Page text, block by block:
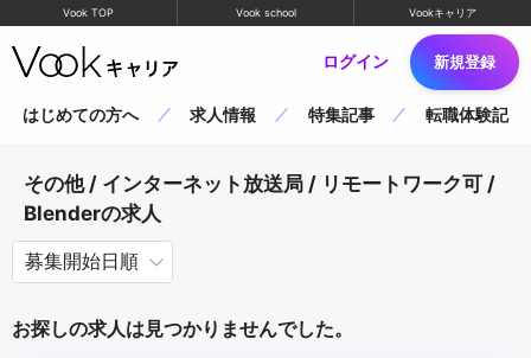
Vook TOP Vook school Vookキャリア
ログイン 新規登録
はじめての方へ 求人情報 特集記事 転職体験記
その他 / インターネット放送局 / リモートワーク可 /
Blenderの求人
お探しの求人は見つかりませんでした。